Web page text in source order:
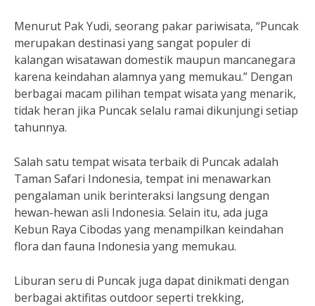
Menurut Pak Yudi, seorang pakar pariwisata, “Puncak
merupakan destinasi yang sangat populer di
kalangan wisatawan domestik maupun mancanegara
karena keindahan alamnya yang memukau.” Dengan
berbagai macam pilihan tempat wisata yang menarik,
tidak heran jika Puncak selalu ramai dikunjungi setiap
tahunnya.
Salah satu tempat wisata terbaik di Puncak adalah
Taman Safari Indonesia, tempat ini menawarkan
pengalaman unik berinteraksi langsung dengan
hewan-hewan asli Indonesia. Selain itu, ada juga
Kebun Raya Cibodas yang menampilkan keindahan
flora dan fauna Indonesia yang memukau.
Liburan seru di Puncak juga dapat dinikmati dengan
berbagai aktifitas outdoor seperti trekking,